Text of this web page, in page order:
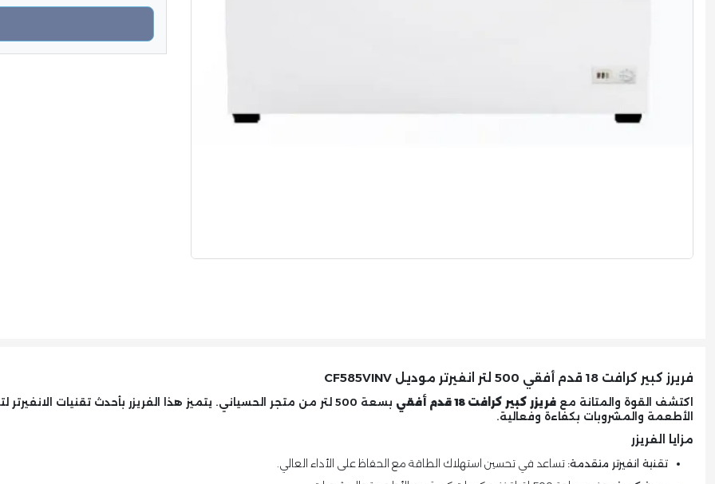
فريرز كبير كرافت 18 قدم أفقي 500 لتر انفيرتر موديل CF585VINV
اكتشف القوة والمتانة مع فريزر كبير كرافت 18 قدم أفقي
بسعة 500 لتر من متجر الحسياني. يتميز هذا الفريزر بأحدث تقنيات
الأطعمة والمشروبات بكفاءة وفعالية.
مزايا الفريزر
تقنية انفيرتر متقدمة: تساعد في تحسين استهلاك الطاقة مع الحفاظ على الأداء العالي.